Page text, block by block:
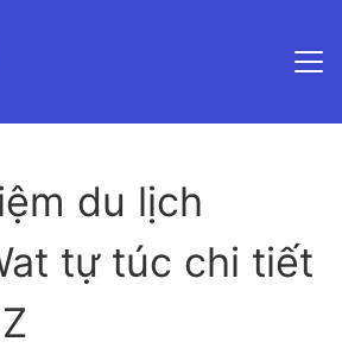
du lịch
tự túc chi tiết